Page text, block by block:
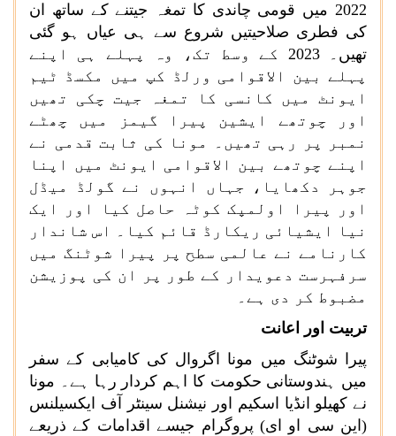
2022 میں قومی چاندی کا تمغہ جیتنے کے ساتھ ان
کی فطری صلاحیتیں شروع سے ہی عیاں ہو گئی
تھیں۔ 2023 کے وسط تک، وہ پہلے ہی اپنے
پہلے بین الاقوامی ورلڈ کپ میں مکسڈ ٹیم
ایونٹ میں کانسی کا تمغہ جیت چکی تھیں
اور چوتھے ایشین پیرا گیمز میں چھٹے
نمبر پر رہی تھیں۔ مونا کی ثابت قدمی نے
اپنے چوتھے بین الاقوامی ایونٹ میں اپنا
جوہر دکھایا، جہاں انہوں نے گولڈ میڈل
اور پیرا اولمپک کوٹہ حاصل کیا اور ایک
نیا ایشیائی ریکارڈ قائم کیا۔ اس شاندار
کارنامے نے عالمی سطح پر پیرا شوٹنگ میں
سرفہرست دعویدار کے طور پر ان کی پوزیشن
مضبوط کر دی ہے۔
تربیت اور اعانت
پیرا شوٹنگ میں مونا اگروال کی کامیابی کے سفر
میں ہندوستانی حکومت کا اہم کردار رہا ہے۔ مونا
نے کھیلو انڈیا اسکیم اور نیشنل سینٹر آف ایکسیلنس
(این سی او ای) پروگرام جیسے اقدامات کے ذریعے